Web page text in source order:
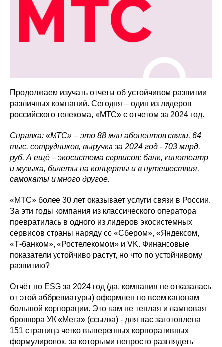
Продолжаем изучать отчеты об устойчивом развитии
различных компаний. Сегодня – один из лидеров
российского телекома, «МТС» с отчетом за 2024 год.
Справка: «МТС» – это 88 млн абонентов связи, 64
тыс. сотрудников, выручка за 2024 год - 703 млрд.
руб. А ещё – экосистема сервисов: банк, кинотеатр
и музыка, билеты на концерты и в путешествия,
самокаты и много другое.
«МТС» более 30 лет оказывает услуги связи в России.
За эти годы компания из классического оператора
превратилась в одного из лидеров экосистемных
сервисов страны наряду со «Сбером», «Яндексом,
«Т-банком», «Ростелекомом» и VK. Финансовые
показатели устойчиво растут, но что по устойчивому
развитию?
Отчёт по ESG за 2024 год (да, компания не отказалась
от этой аббревиатуры) оформлен по всем канонам
большой корпорации. Это вам не теплая и ламповая
брошюра УК «Мега» (ссылка) - для вас заготовлена
151 страница четко выверенных корпоративных
формулировок, за которыми непросто разглядеть